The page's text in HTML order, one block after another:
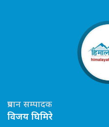
प्रधान सम्पादक
विजय घिमिरे